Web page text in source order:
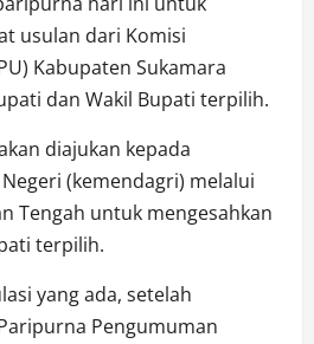
usulan dari Komisi
Kabupaten Sukamara
dan Wakil Bupati terpilih.
diajukan kepada
(kemendagri) melalui
Tengah untuk mengesahkan
terpilih.
yang ada, setelah
Pengumuman